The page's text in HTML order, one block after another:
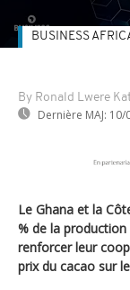
By Ronald Lwere
Dernière MAJ: 10/
BUSINESS
Le Ghana et la
% de la
renforcer leur
prix du cacao sur